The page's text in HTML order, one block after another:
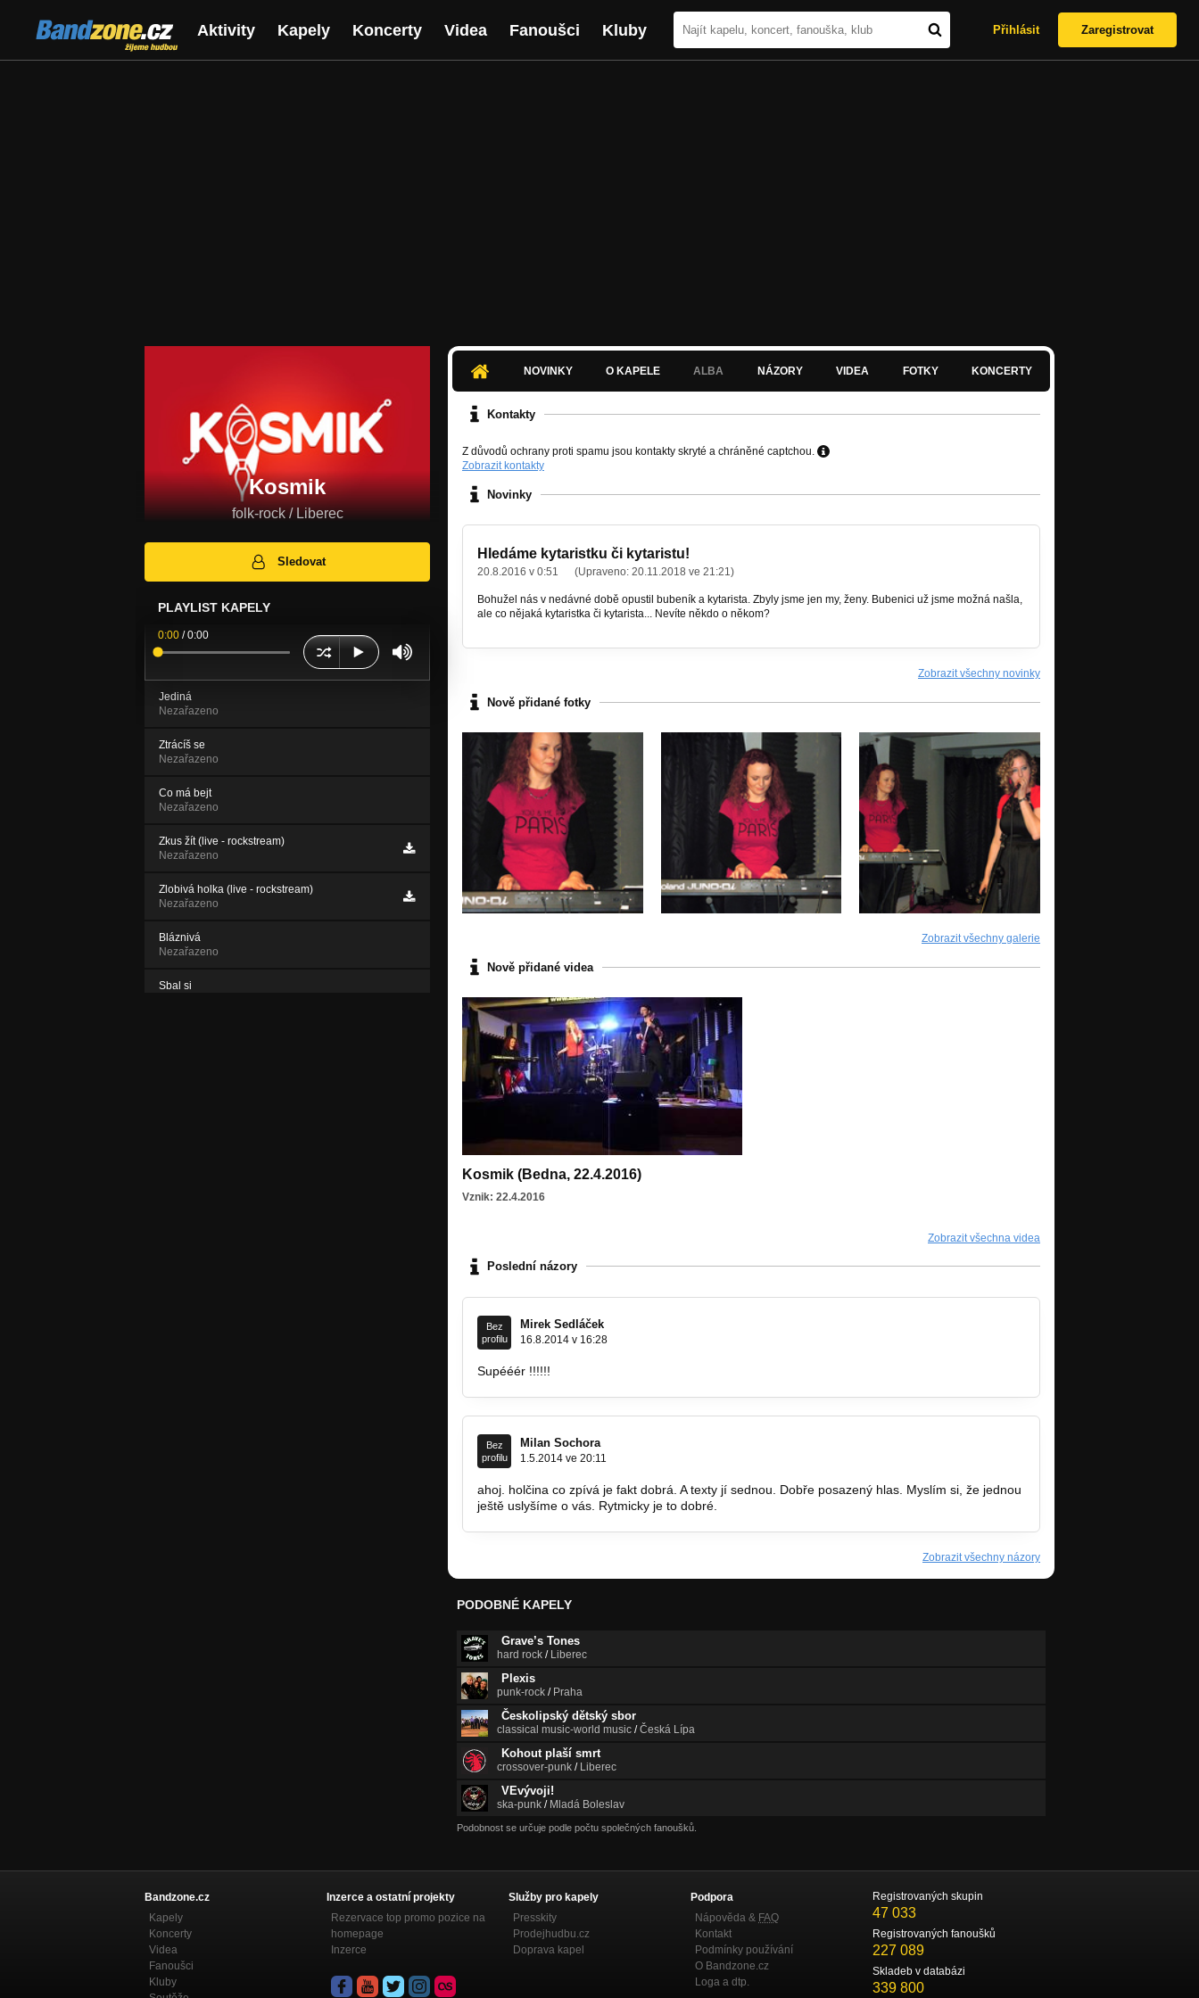
Bandzone.cz
žijeme hudbou
Aktivity Kapely Koncerty Videa Fanoušci Kluby Přihlásit Zaregistrovat
Kosmik
folk-rock / Liberec
Sledovat
PLAYLIST KAPELY
0:00 /0:00
Jediná
Nezařazeno
Ztrácíš se
Nezařazeno
Co má bejt
Nezařazeno
Zkus žít (live - rockstream)
Nezařazeno
Zlobivá holka (live - rockstream)
Nezařazeno
Bláznivá
Nezařazeno
Sbal si
NOVINKY O KAPELE ALBA NÁZORY VIDEA FOTKY KONCERTY
Kontakty
Z důvodů ochrany proti spamu jsou kontakty skryté a chráněné captchou.
Zobrazit kontakty
Novinky
Hledáme kytaristku či kytaristu!
20.8.2016 v 0:51 (Upraveno: 20.11.2018 ve 21:21)
Bohužel nás v nedávné době opustil bubeník a kytarista. Zbyly jsme jen my, ženy. Bubenici už jsme možná našla,
ale co nějaká kytaristka či kytarista... Nevíte někdo o někom?
Zobrazit všechny novinky
Nově přidané fotky
Zobrazit všechny galerie
Nově přidané videa
Kosmik (Bedna, 22.4.2016)
Vznik: 22.4.2016
Zobrazit všechna videa
Poslední názory
Bez
profilu
Mirek Sedláček
16.8.2014 v 16:28
Supééér !!!!!!
Bez
profilu
Milan Sochora
1.5.2014 ve 20:11
ahoj. holčina co zpívá je fakt dobrá. A texty jí sednou. Dobře posazený hlas. Myslím si, že jednou
ještě uslyšíme o vás. Rytmicky je to dobré.
Zobrazit všechny názory
PODOBNÉ KAPELY
Grave’s Tones
hard rock / Liberec
Plexis
punk-rock / Praha
Českolipský dětský sbor
classical music-world music /Česká Lípa
Kohout plaší smrt
crossover-punk / Liberec
VEvývoji!
ska-punk / Mladá Boleslav
Podobnost se určuje podle počtu společných fanoušků.
Bandzone.cz
Kapely
Koncerty
Videa
Fanoušci
Kluby
Inzerce a ostatní projekty
Rezervace top promo pozice na
homepage
Inzerce
Služby pro kapely
Presskity
Prodejhudbu.cz
Doprava kapel
Podpora
Nápověda & FAQ
Kontakt
Podmínky používání
O Bandzone.cz
Loga a dtp.
Registrovaných skupin
47 033
Registrovaných fanoušků
227 089
Skladeb v databázi
339 800